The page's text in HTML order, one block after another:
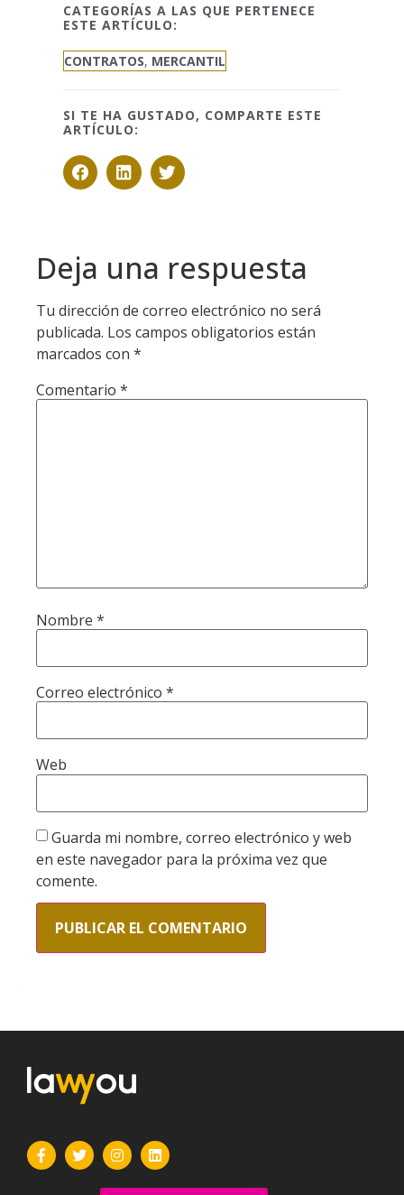
CATEGORÍAS A LAS QUE PERTENECE
ESTE ARTÍCULO:
CONTRATOS, MERCANTIL
SI TE HA GUSTADO, COMPARTE ESTE
ARTÍCULO:
Deja una respuesta
Tu dirección de correo electrónico no será
publicada. Los campos obligatorios están
marcados con *
Comentario *
Nombre *
Correo electrónico *
Web
Guarda mi nombre, correo electrónico y web
en este navegador para la próxima vez que
comente.